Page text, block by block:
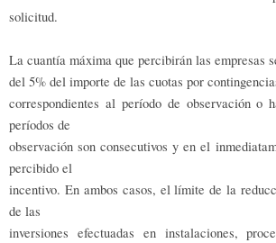
solicitud.
La cuantía máxima que percibirán las empresas
del 5% del importe de las cuotas por
correspondientes al período de observación o
períodos de
observación son consecutivos y en el
percibido el
incentivo. En ambos casos, el límite de la
de las
inversiones efectuadas en instalaciones,